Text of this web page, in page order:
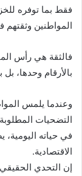
فقط بما توفره
المواطنين
فالثقة هي رأس
بالأرقام وحدها، بل
وعندما يلمس
التضحيات
في حياته اليومية،
الاقتصادية.
إن التحدي